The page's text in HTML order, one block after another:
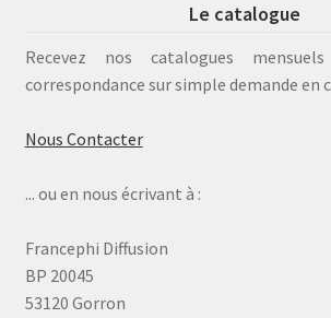
Le catalogue
Recevez nos catalogues
correspondance sur simple demande en
Nous Contacter
... ou en nous écrivant à :
Francephi Diffusion
BP 20045
53120 Gorron